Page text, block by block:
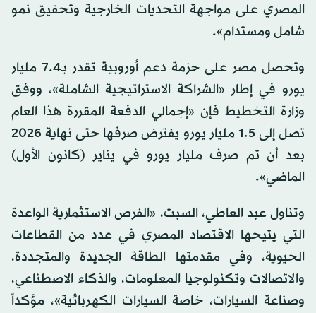
المصري على مواجهة التحديات الخارجية وتحقيق نمو
شامل ومستدام».
وتحصل مصر على حزمة دعم أوروبية تقدر بـ7.4 مليار
يورو في إطار «الشراكة الاستراتيجية الشاملة»، ووفق
وزارة التخطيط فإن «إجمالي الدفعة المقررة هذا العام
تصل إلى 1.5 مليار يورو يفترض صرفها حتى نهاية 2026
بعد أن تم صرف مليار يورو في يناير (كانون الأول)
الماضي».
وتناول عبد العاطي، السبت، «الفرص الاستثمارية الواعدة
التي يتيحها الاقتصاد المصري في عدد من القطاعات
الحيوية، وفي مقدمتها الطاقة الجديدة والمتجددة،
والاتصالات وتكنولوجيا المعلومات، والذكاء الاصطناعي،
وصناعة السيارات، خاصة السيارات الكهربائية»، مؤكداً